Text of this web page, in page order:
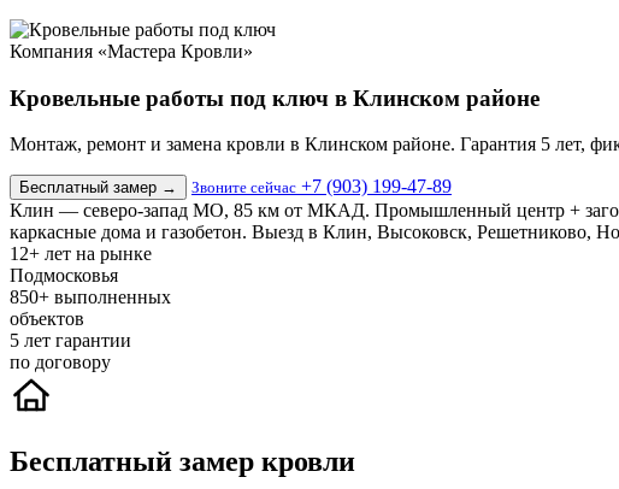
Компания «Мастера Кровли»
Кровельные работы под ключ в Клинском районе
Монтаж, ремонт и замена кровли в Клинском районе. Гарантия 5 лет,
Бесплатный замер → Звоните сейчас +7 (903) 199-47-89
Клин — северо-запад МО, 85 км от МКАД. Промышленный центр +
каркасные дома и газобетон. Выезд в Клин, Высоковск, Решетниково,
12+ лет на рынке
Подмосковья
850+ выполненных
объектов
5 лет гарантии
по договору
Бесплатный замер кровли